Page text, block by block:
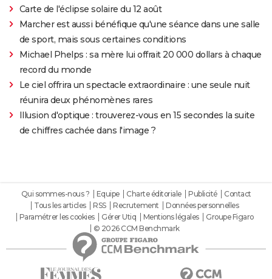
Carte de l'éclipse solaire du 12 août
Marcher est aussi bénéfique qu'une séance dans une salle
de sport, mais sous certaines conditions
Michael Phelps : sa mère lui offrait 20 000 dollars à chaque
record du monde
Le ciel offrira un spectacle extraordinaire : une seule nuit
réunira deux phénomènes rares
Illusion d'optique : trouverez-vous en 15 secondes la suite
de chiffres cachée dans l'image ?
Qui sommes-nous ? Equipe Charte éditoriale Publicité
Contact
Tous les articles
RSS Recrutement
Données personnelles
Paramétrer les cookies
Gérer Utiq Mentions légales
Groupe Figaro
© 2026 CCM Benchmark